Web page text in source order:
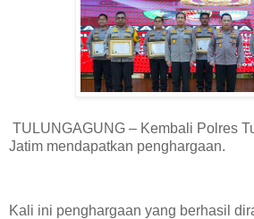
TULUNGAGUNG – Kembali Polres
Jatim mendapatkan penghargaan.
Kali ini penghargaan yang berhasil